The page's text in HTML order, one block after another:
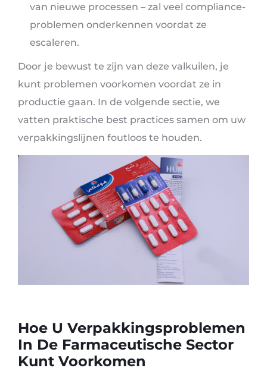
van nieuwe processen – zal veel compliance-
problemen onderkennen voordat ze
escaleren.
Door je bewust te zijn van deze valkuilen, je
kunt problemen voorkomen voordat ze in
productie gaan. In de volgende sectie, we
vatten praktische best practices samen om uw
verpakkingslijnen foutloos te houden.
Hoe U Verpakkingsproblemen
In De Farmaceutische Sector
Kunt Voorkomen